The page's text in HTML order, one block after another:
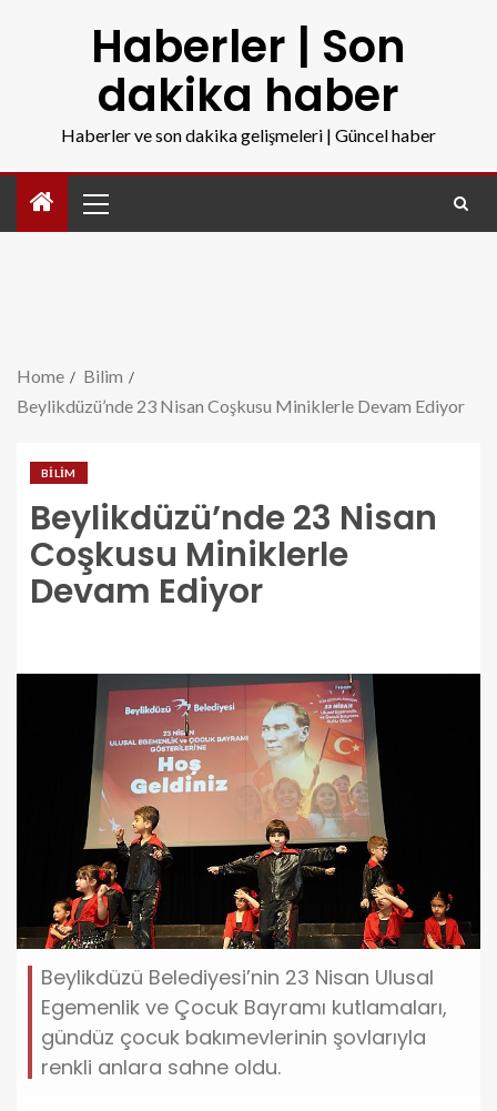
Haberler | Son
dakika haber
Haberler ve son dakika gelişmeleri | Güncel haber
Home
Bilim
Beylikdüzü’nde 23 Nisan Coşkusu Miniklerle Devam Ediyor
BILIM
Beylikdüzü’nde 23 Nisan
Coşkusu Miniklerle
Devam Ediyor
Beylikdüzü Belediyesi’nin 23 Nisan Ulusal
Egemenlik ve Çocuk Bayramı kutlamaları,
gündüz çocuk bakımevlerinin şovlarıyla
renkli anlara sahne oldu.